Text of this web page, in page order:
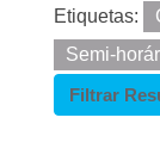
Etiquetas:
Semi-
Filtrar